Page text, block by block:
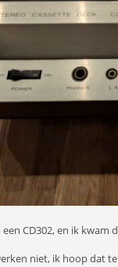
CD302, en ik
niet, ik hoop dat